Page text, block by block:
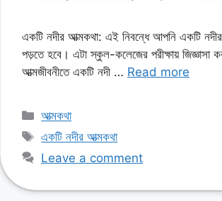
একটি নদীর আত্মকথা: এই নিবন্ধে আপনি একটি নদীর
পড়তে হবে। এটা স্কুল-কলেজের পরীক্ষায় জিজ্ঞাসা
আত্মজীবনীতে একটি নদী … Read more
Categories
আত্মকথা
Tags
একটি নদীর আত্মকথা
Leave a comment